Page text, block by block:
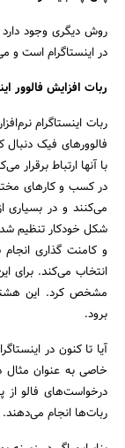
روش دیگری وجود
در اینستاگرام است و
ربات افزایش فالوور
ربات اینستاگرام
فالوورهای فیک دنبال
با آنها ارتباط
در کسب و کارهای
می‌کنند و در بسیاری
شکل خودکار تنظیم
و کامنت گذاری
انتخاب می‌کند. برای
مشخص کرد. این
برود.
آیا تا کنون در
خاصی به عنوان مثال
درخواست‌های فالو از
ربات‌ها انجام می‌دهند.